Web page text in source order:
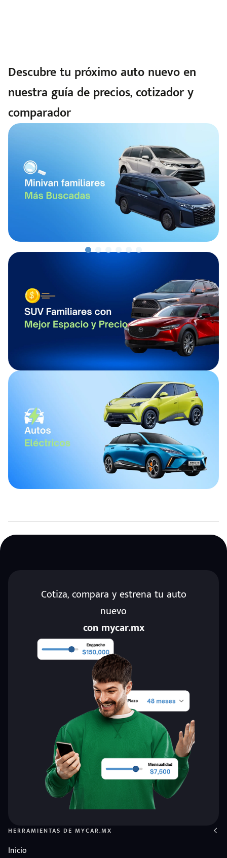
Descubre tu próximo auto nuevo en
nuestra guía de precios, cotizador y
comparador
Cotiza, compara y estrena tu auto
nuevo
con mycar.mx
HERRAMIENTAS DE MYCAR.MX
Inicio